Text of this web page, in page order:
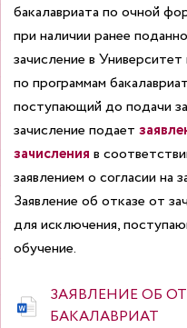
бакалавриата по очной
при наличии ранее
зачисление в
по программам
поступающий до подачи
зачисление подает
зачисления в
заявлением о согласии на
Заявление об отказе от
для исключения,
обучение.
ЗАЯВЛЕНИЕ ОБ
БАКАЛАВРИАТ